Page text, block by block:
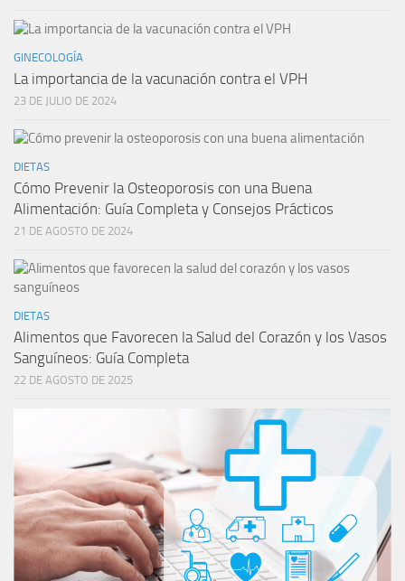
GINECOLOGÍA
La importancia de la vacunación contra el VPH
23 DE JULIO DE 2024
DIETAS
Cómo Prevenir la Osteoporosis con una Buena
Alimentación: Guía Completa y Consejos Prácticos
21 DE AGOSTO DE 2024
DIETAS
Alimentos que Favorecen la Salud del Corazón y los Vasos
Sanguíneos: Guía Completa
22 DE AGOSTO DE 2025